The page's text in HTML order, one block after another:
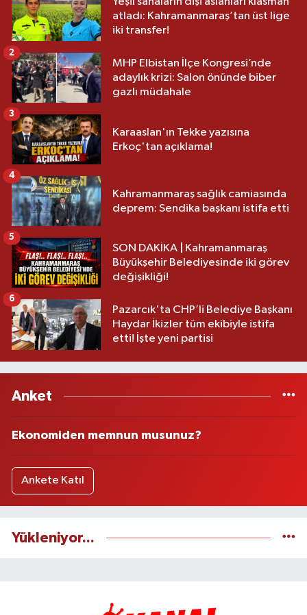
atladı: Kahramanmaraş’tan üst lige
iki transfer!
MHP Elbistan İlçe Kongresi’nde
adaylık krizi: Salon önünde biber
gazlı müdahale
2
Karaaslan'ın Tekke yazısına
Erkoç'tan açıklama!
3
Kahramanmaraş sağlık camiasında
deprem: Sendika başkanı istifa etti
4
SON DAKİKA | Kahramanmaraş
Büyükşehir Belediyesinde iki görev
değişikliği!
5
Pazarcık'ta CHP’li Belediye Başkanı
Haydar İkizler tüm ekibiyle istifa
etti! İşte yeni partisi
6
Anket
Ekonomiden memnun musunuz?
Ankete Katıl
Yükleniyor...